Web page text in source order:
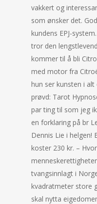
vakkert og
som ønsker det.
kundens EPJ-
tror den
kommer til å bli
med motor fra
hun ser kunsten i alt
prøvd: Tarot
par ting til som jeg
en forklaring på br
Dennis Lie i helgen!
koster 230 kr. –
tvangsinnlagt i
kvadratmeter store
skal nytta